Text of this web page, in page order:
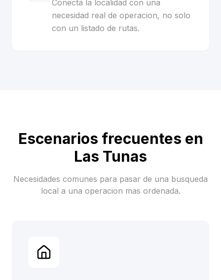
Conecta la localidad con una
necesidad real de operacion, no solo
con un listado de rutas.
Escenarios frecuentes en
Las Tunas
Necesidades comunes para pasar de una busqueda
local a una operacion mas ordenada.